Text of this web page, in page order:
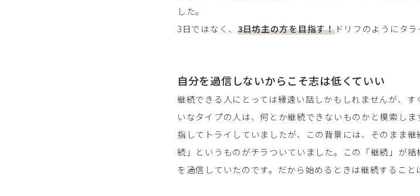
した。
3日ではなく、 3日坊主の方を目指す！ドリフのようにタ
自分を過信しないからこそ志は低くていい
継続できる人にとっては縁遠い話しかもしれませんが、
いなタイプの人は、何とか継続できないものかと模索し
指してトライしていましたが、この背景には、そのまま
続」というものがチラついていました。この「継続」が
を過信していたのです。だから始めるときは継続すること